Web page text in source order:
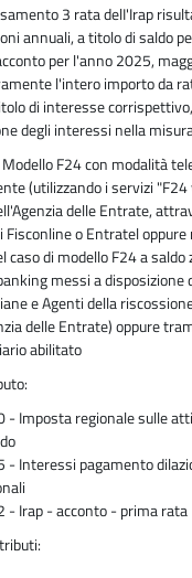
3 rata delI'Irap
annuali, a titolo di saldo
per l'anno 2025,
l'intero importo da
di interesse
degli interessi nella
Modello F24 con modalità
(utilizzando i servizi "F24
delle Entrate,
o Entratel oppure
caso di modello F24 a saldo
messi a disposizione
e Agenti della
delle Entrate) oppure
abilitato
- Imposta regionale sulle
- Interessi pagamento
- Irap - acconto - prima rata